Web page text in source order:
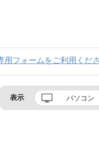
フォームをご利用くださ
表示 パソコン